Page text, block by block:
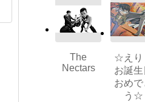
The
Nectars
☆えり
お誕生
おめで
う☆